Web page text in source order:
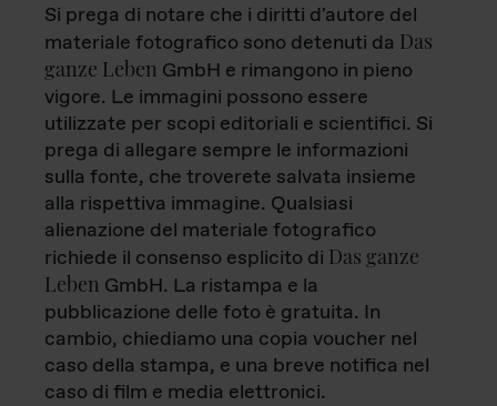
Si prega di notare che i diritti d'autore del
materiale fotografico sono detenuti da Das
ganze Leben GmbH e rimangono in pieno
vigore. Le immagini possono essere
utilizzate per scopi editoriali e scientifici. Si
prega di allegare sempre le informazioni
sulla fonte, che troverete salvata insieme
alla rispettiva immagine. Qualsiasi
alienazione del materiale fotografico
richiede il consenso esplicito di Das ganze
Leben GmbH. La ristampa e la
pubblicazione delle foto è gratuita. In
cambio, chiediamo una copia voucher nel
caso della stampa, e una breve notifica nel
caso di film e media elettronici.